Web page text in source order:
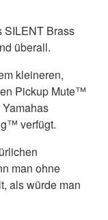
SILENT Brass
überall.
kleineren,
Pickup Mute™
verfügt.
man ohne
als würde man